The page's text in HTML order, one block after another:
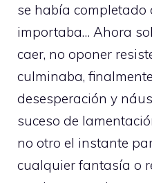
se había completado
importaba… Ahora
caer, no oponer
culminaba,
desesperación y
suceso de
no otro el instante
cualquier fantasía o